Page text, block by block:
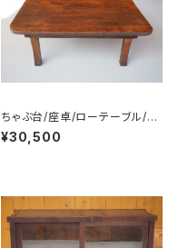
ちゃぶ台/座卓/ローテーブル/N
o.0351
¥30,500